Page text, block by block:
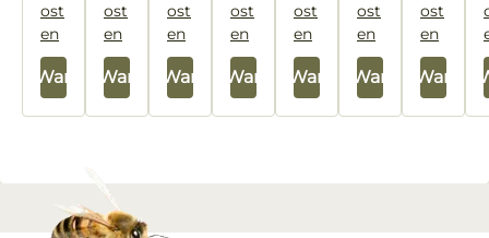
ost
en
Warenkorb
ost
en
In den Warenkorb
ost
en
In den Warenkorb
ost
en
In den Warenkorb
ost
en
In den Warenkorb
ost
en
In den Warenkorb
ost
en
In den In den